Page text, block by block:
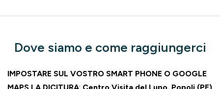
Dove siamo e come raggiungerci
IMPOSTARE SUL VOSTRO SMART PHONE O GOOGLE